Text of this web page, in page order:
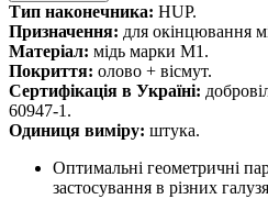
Тип наконечника: HUP.
Призначення: для окінцювання
Матеріал: мідь марки М1.
Покриття: олово + вісмут.
Сертифікація в Україні:
60947-1.
Одиниця виміру: штука.
Оптимальні геометричні
застосування в різних